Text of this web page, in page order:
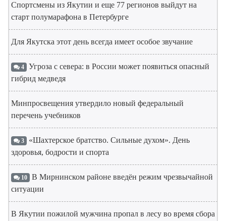
Спортсмены из Якутии и еще 77 регионов выйдут на
старт полумарафона в Петербурге
Для Якутска этот день всегда имеет особое звучание
4 Угроза с севера: в России может появиться опасный
гибрид медведя
Минпросвещения утвердило новый федеральный
перечень учебников
3 «Шахтерское братство. Сильные духом». День
здоровья, бодрости и спорта
10 В Мирнинском районе введён режим чрезвычайной
ситуации
В Якутии пожилой мужчина пропал в лесу во время сбора